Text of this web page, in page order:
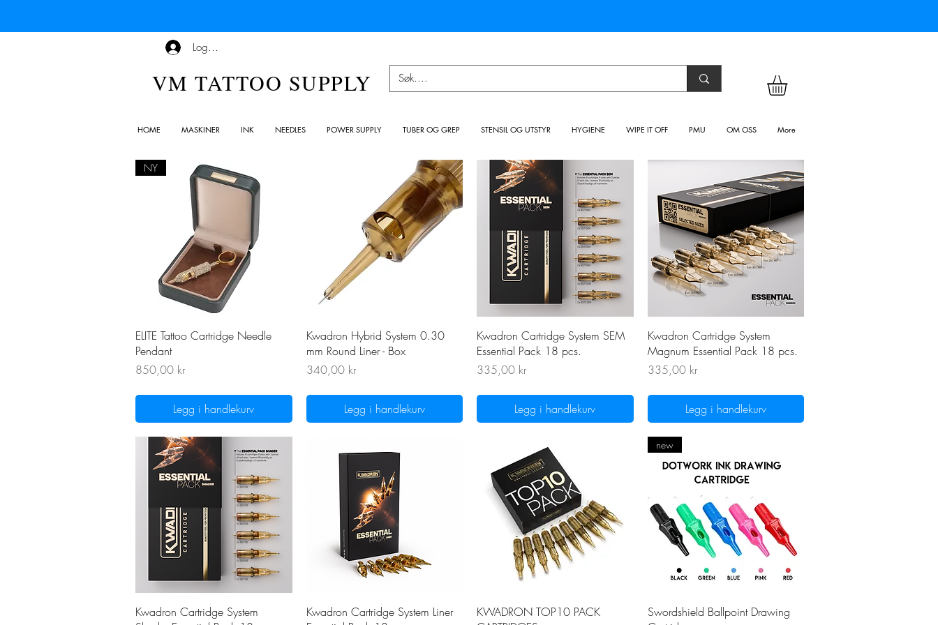
Logg inn
VM TATTOO SUPPLY
HOME MASKINER INK NEEDLES POWER SUPPLY TUBER OG GREP STENSIL OG UTSTYR HYGIENE WIPE IT OFF PMU OM OSS More
Hurtigvisning
NY
ELITE Tattoo Cartridge Needle
Pendant
Pris
850,00 kr
Legg i handlekurv
Hurtigvisning
Kwadron Hybrid System 0.30
mm Round Liner - Box
Pris
340,00 kr
Legg i handlekurv
Hurtigvisning
Kwadron Cartridge System SEM
Essential Pack 18 pcs.
Pris
335,00 kr
Legg i handlekurv
Hurtigvisning
Kwadron Cartridge System
Magnum Essential Pack 18 pcs.
Pris
335,00 kr
Legg i handlekurv
Hurtigvisning
Kwadron Cartridge System
Hurtigvisning
Kwadron Cartridge System Liner
Hurtigvisning
KWADRON TOP10 PACK
Hurtigvisning
new
Swordshield Ballpoint Drawing